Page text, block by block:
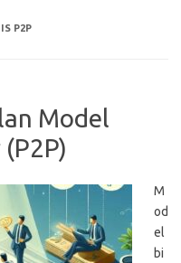
P2P
Model
M
od
el
bi